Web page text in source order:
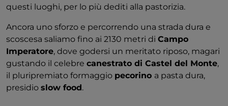
questi luoghi, per lo più dediti alla pastorizia.
Ancora uno sforzo e percorrendo una strada dura e
scoscesa saliamo fino ai 2130 metri di Campo
Imperatore, dove godersi un meritato riposo, magari
gustando il celebre canestrato di Castel del Monte,
il pluripremiato formaggio pecorino a pasta dura,
presidio slow food.